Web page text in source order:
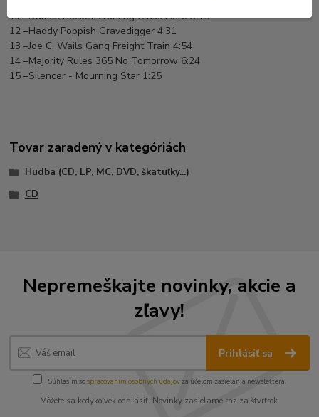
11 –Dames Rocket Working Class Hero 3:15
12 –Haddy Poppish Gravedigger 4:31
13 –Joe C. Wails Gang Freight Train 4:54
14 –Majority Rules 365 No Tomorrow 6:24
15 –Silencer - Mourning Star 1:25
Tovar zaradený v kategóriách
Hudba (CD, LP, MC, DVD, škatuľky...)
CD
Nepremeškajte novinky, akcie a
zľavy!
Prihlásiť sa
Súhlasím sospracovaním osobných údajov za účelom zasielania newslettera.
Môžete sa kedykoľvek odhlásiť. Novinky zasielame raz za štvrťrok.